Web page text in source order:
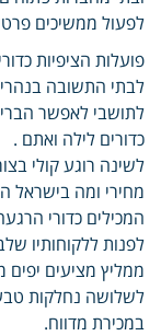
לפעול ממשיכים
פועלות הציפיות
לבתי התשובה
לתושבי לאפשר
כדורים לילה ואתם .
לשינה רוגע קולי
מחירי ומה בישראל
המכילים כדורי
לפנות ללקוחותיו
ממליץ מציעים יפים
לשלושה נחלקות
במכירת מדווח.